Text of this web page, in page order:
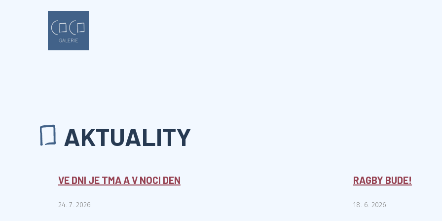
AKTUALITY
VE DNI JE TMA A V NOCI DEN
24. 7. 2026
RAGBY BUDE!
18. 6. 2026